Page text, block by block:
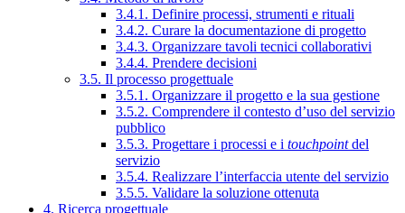
3.4.1. Definire processi, strumenti e rituali
3.4.2. Curare la documentazione di progetto
3.4.3. Organizzare tavoli tecnici collaborativi
3.4.4. Prendere decisioni
3.5. Il processo progettuale
3.5.1. Organizzare il progetto e la sua gestione
3.5.2. Comprendere il contesto d’uso del servizio
pubblico
3.5.3. Progettare i processi e i touchpointdel
servizio
3.5.4. Realizzare l’interfaccia utente del servizio
3.5.5. Validare la soluzione ottenuta
4. Ricerca progettuale